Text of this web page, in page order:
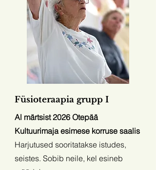
Füsioteraapia grupp I
Al märtsist 2026 Otepää
Kultuurimaja esimese korruse saalis
Harjutused sooritatakse istudes,
seistes. Sobib neile, kel esineb